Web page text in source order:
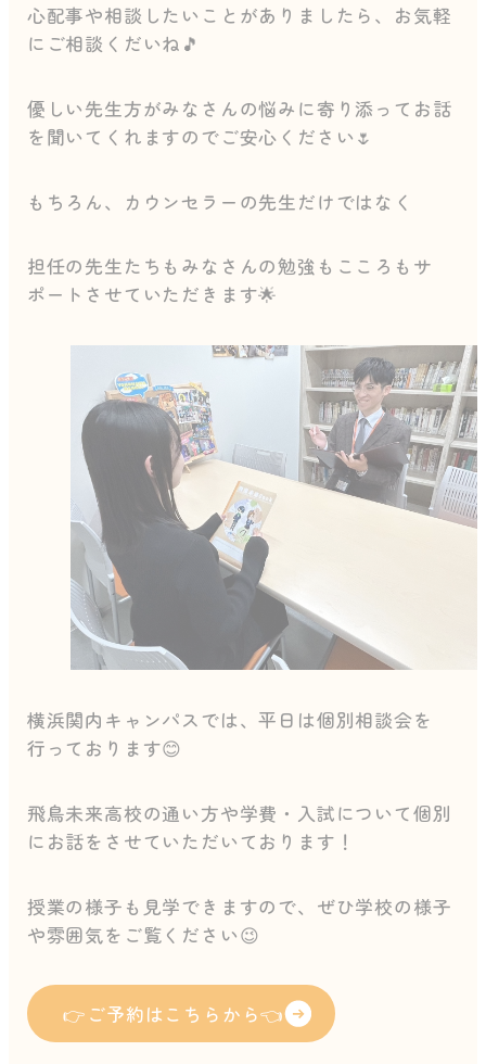
心配事や相談したいことがありましたら、お気軽
にご相談くだいね🎵
優しい先生方がみなさんの悩みに寄り添ってお話
を聞いてくれますのでご安心ください🌷
もちろん、カウンセラーの先生だけではなく
担任の先生たちもみなさんの勉強もこころもサ
ポートさせていただきます🌟
横浜関内キャンパスでは、平日は個別相談会を
行っております😊
飛鳥未来高校の通い方や学費・入試について個別
にお話をさせていただいております！
授業の様子も見学できますので、ぜひ学校の様子
や雰囲気をご覧ください😉
👉ご予約はこちらから👈